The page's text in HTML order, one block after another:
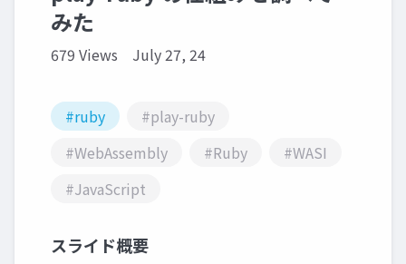
みた
679 Views July 27, 24
#ruby
#play-ruby
#WebAssembly
#Ruby
#WASI
#JavaScript
スライド概要